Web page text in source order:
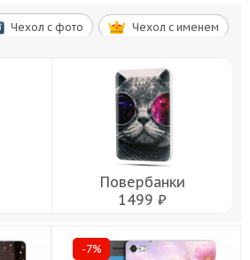
Чехол c фото Чехол c именем
Повербанки
1499 ₽
-7%